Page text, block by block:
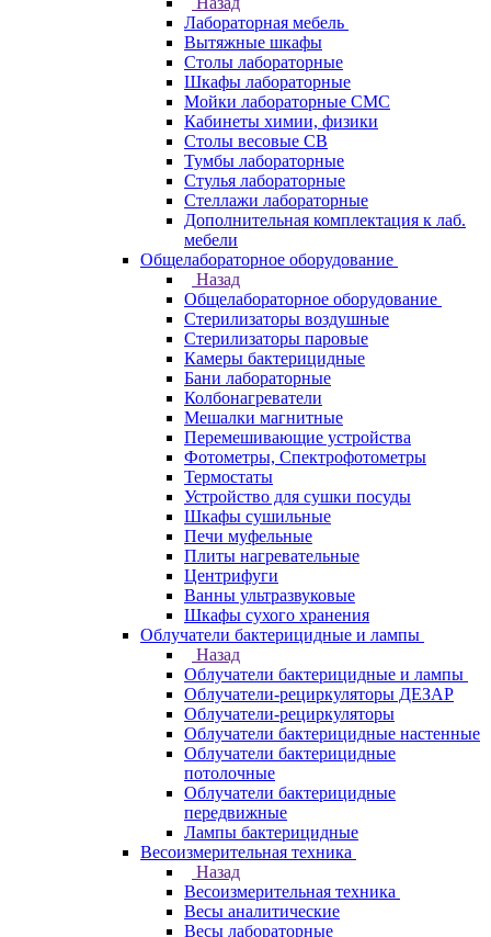
Лабораторная мебель
Вытяжные шкафы
Столы лабораторные
Шкафы лабораторные
Мойки лабораторные СМС
Кабинеты химии, физики
Столы весовые СВ
Тумбы лабораторные
Стулья лабораторные
Стеллажи лабораторные
Дополнительная комплектация к лаб.
мебели
Общелабораторное оборудование
Назад
Общелабораторное оборудование
Стерилизаторы воздушные
Стерилизаторы паровые
Камеры бактерицидные
Бани лабораторные
Колбонагреватели
Мешалки магнитные
Перемешивающие устройства
Фотометры, Спектрофотометры
Термостаты
Устройство для сушки посуды
Шкафы сушильные
Печи муфельные
Плиты нагревательные
Центрифуги
Ванны ультразвуковые
Шкафы сухого хранения
Облучатели бактерицидные и лампы
Назад
Облучатели бактерицидные и лампы
Облучатели-рециркуляторы ДЕЗАР
Облучатели-рециркуляторы
Облучатели бактерицидные настенные
Облучатели бактерицидные
потолочные
Облучатели бактерицидные
передвижные
Лампы бактерицидные
Весоизмерительная техника
Назад
Весоизмерительная техника
Весы аналитические
Весы лабораторные